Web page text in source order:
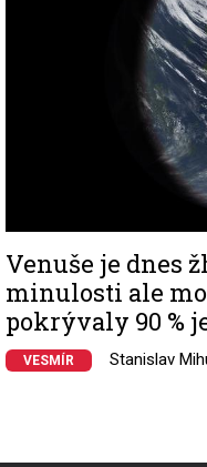
Venuše je dnes
minulosti ale
pokrývaly 90 %
VESMÍR Stanislav